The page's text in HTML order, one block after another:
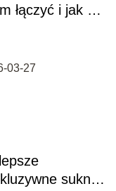
łączyć i jak go
03-27
suknie